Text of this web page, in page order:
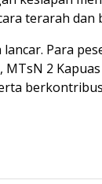
terarah dan
Para
2